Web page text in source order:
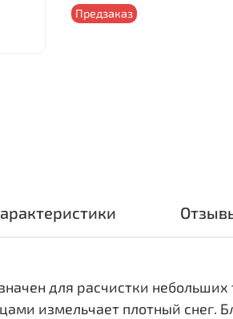
Предзаказ
для расчистки
измельчает плотный снег.